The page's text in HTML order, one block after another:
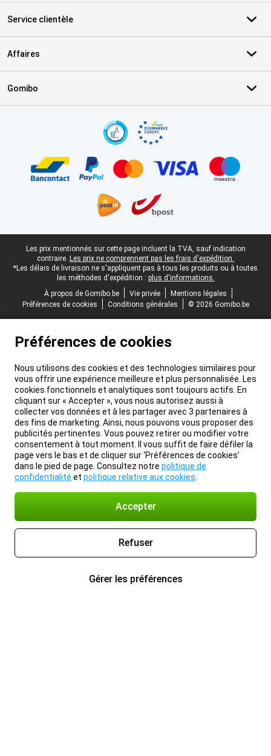
Service clientèle
Affaires
Gomibo
Pied-de-page légal
Les prix mentionnés sur cette page incluent la TVA, sauf indication
contraire. Les prix ne comprennent pas les frais d'expédition.
*Les délais de livraison ne s'appliquent pas à tous les produits ou à toutes
les méthodes d'expédition : plus d'informations.
À propos de Gomibo.be
Vie privée
Mentions légales
Préférences de cookies
Conditions générales © 2026 Gomibo.be
Préférences de cookies
Nous utilisons des cookies et des technologies similaires pour
vous offrir une expérience meilleure et plus personnalisée. Les
cookies fonctionnels et analytiques sont toujours actifs. En
cliquant sur « Accepter », vous nous autorisez aussi à
collecter vos données et à les partager avec 3 partenaires à
des fins de marketing. Ainsi, nous pouvons vous proposer des
publicités pertinentes. Vous pouvez retirer ou modifier votre
consentement à tout moment. Il vous suffit de faire défiler la
page vers le bas et de cliquer sur ‘Préférences de cookies’
dans le pied de page. Consultez notre politique de
confidentialité et politique relative aux cookies
Accepter
Refuser
Gérer les préférences